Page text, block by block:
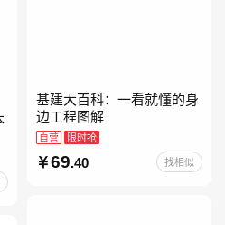
基建大百科：一看就懂的身
边工程图解
自营 限时抢
69.40 找相似